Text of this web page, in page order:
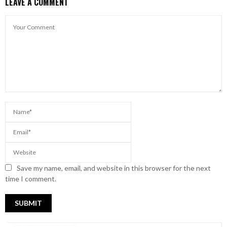
Save my name, email, and website in this browser for the next
time I comment.